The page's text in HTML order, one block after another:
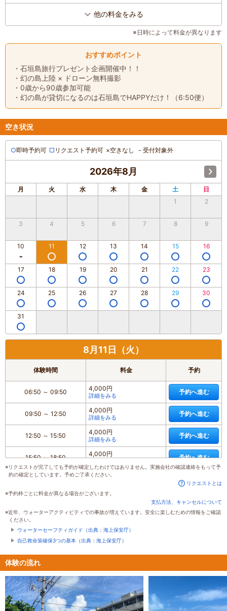
他の料金をみる
※日時によって料金が異なります
おすすめポイント
・石垣島旅行プレゼント企画開催中！！
・幻の島上陸 × ドローン無料撮影
・0歳から90歳参加可能
・幻の島が貸切になるのは石垣島でHAPPYだけ！（6:50便）
空き状況
○即時予約可 □ リクエスト予約可 ×空きなし － 受付対象外
2026年8月
月 火 水 木 金 土
日
1
2
3 4 5 6 7 8 9
10 11 12 13 14 15 16
17 18 19 20 21 22 23
24 25 26 27 28 29 30
31
8月11日（火）
体験時間 料金 予約
06:50 ～ 09:50 4,000円
詳細をみる 予約へ進む
09:50 ～ 12:50 4,000円
詳細をみる 予約へ進む
12:50 ～ 15:50 4,000円
詳細をみる 予約へ進む
15:50～18:50 4,000円 予約へ進む
※リクエストが完了しても予約が確定したわけではありません。実施会社の確認連絡をもって予
約の確定としています。予めご了承ください。
リクエストとは
※予約枠ごとに料金が異なる場合がございます。
支払方法、キャンセルについて
※近年、ウォーターアクティビティでの事故が増えています。安全に楽しむための情報をご確認
ください。
ウォーターセーフティガイド（出典：海上保安庁）
自己救命策確保3つの基本（出典：海上保安庁）
体験の流れ